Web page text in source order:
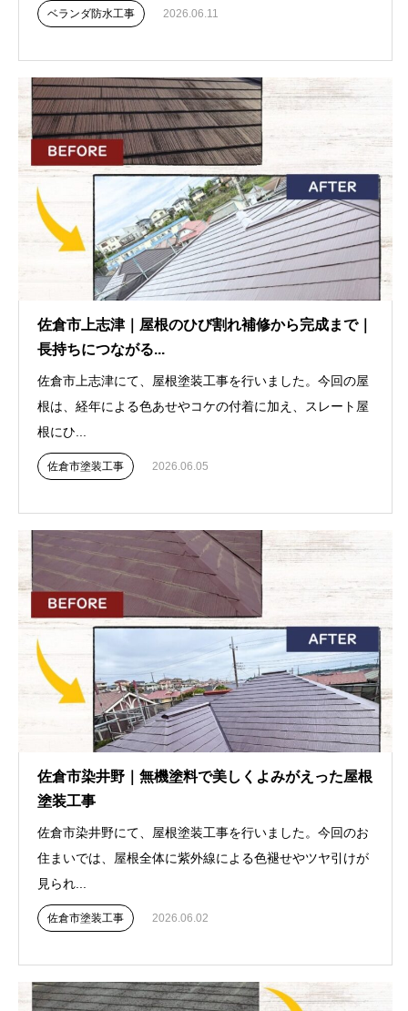
ベランダ防水工事 2026.06.11
佐倉市上志津｜屋根のひび割れ補修から完成まで｜
長持ちにつながる...
佐倉市上志津にて、屋根塗装工事を行いました。今回の屋
根は、経年による色あせやコケの付着に加え、スレート屋
根にひ...
佐倉市塗装工事 2026.06.05
佐倉市染井野｜無機塗料で美しくよみがえった屋根
塗装工事
佐倉市染井野にて、屋根塗装工事を行いました。今回のお
住まいでは、屋根全体に紫外線による色褪せやツヤ引けが
見られ...
佐倉市塗装工事 2026.06.02